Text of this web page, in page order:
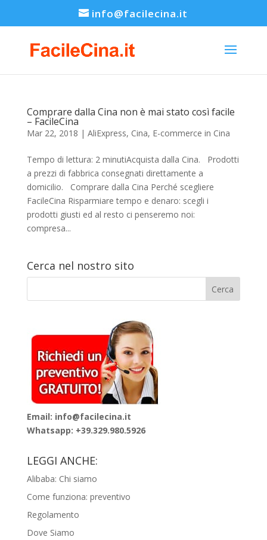
info@facilecina.it
Comprare dalla Cina non è mai stato così facile
– FacileCina
Mar 22, 2018 | AliExpress, Cina, E-commerce in Cina
Tempo di lettura: 2 minutiAcquista dalla Cina. Prodotti
a prezzi di fabbrica consegnati direttamente a
domicilio. Comprare dalla Cina Perché scegliere
FacileCina Risparmiare tempo e denaro: scegli i
prodotti giusti ed al resto ci penseremo noi:
compresa...
Cerca nel nostro sito
Email: info@facilecina.it
Whatsapp: +39.329.980.5926
LEGGI ANCHE:
Alibaba: Chi siamo
Come funziona: preventivo
Regolamento
Dove Siamo